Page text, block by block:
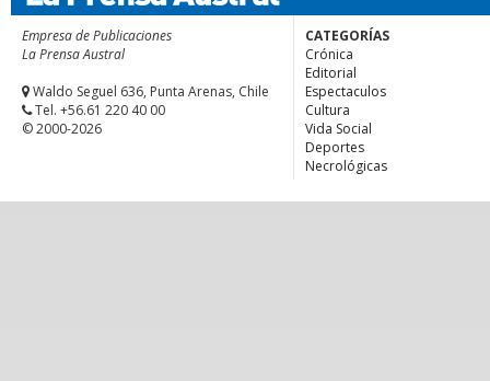
Empresa de Publicaciones
La Prensa Austral
Waldo Seguel 636, Punta Arenas, Chile
Tel. +56.61 220 40 00
© 2000-2026
CATEGORÍAS
Crónica
Editorial
Espectaculos
Cultura
Vida Social
Deportes
Necrológicas